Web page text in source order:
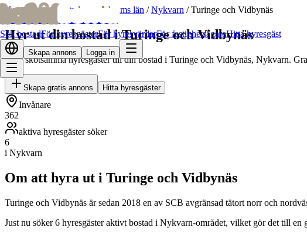
bofridbofrid
Sök bostadFör hyresgästerFör hyresvärdarFör fastighetsägareHitta hyresgäst
Skapa annons Logga in
Hem/ Hyr ut bostad Stockholms län /Nykvarn /Turinge och Vidbynäs
Hyr ut din bostad i Turinge och Vidbynäs
Hitta skötsamma hyresgäster till din bostad i Turinge och Vidbynäs, Nykvarn.
Skapa gratis annons Hitta hyresgäster
Invånare
362
aktiva hyresgäster söker
6
i Nykvarn
Om att hyra ut i Turinge och Vidbynäs
Turinge och Vidbynäs är sedan 2018 en av SCB avgränsad tätort norr och
Just nu söker 6 hyresgäster aktivt bostad i Nykvarn-området, vilket gör det till en